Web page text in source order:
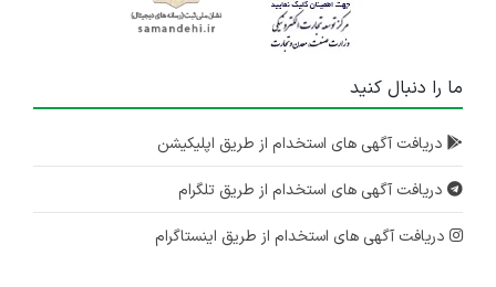
ما را دنبال کنید
دریافت آگهی های استخدام از طریق اپلیکیشن
دریافت آگهی های استخدام از طریق تلگرام
دریافت آگهی های استخدام از طریق اینستاگرام